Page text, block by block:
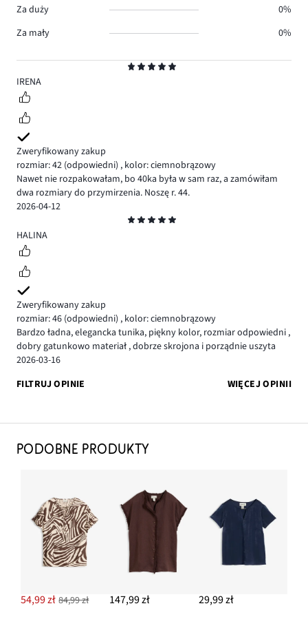
5
IRENA
Zweryfikowany zakup
rozmiar: 42 (odpowiedni) , kolor: ciemnobrązowy
Nawet nie rozpakowałam, bo 40ka była w sam raz, a zamówiłam
dwa rozmiary do przymirzenia. Noszę r. 44.
2026-04-12
5
HALINA
Zweryfikowany zakup
rozmiar: 46 (odpowiedni) , kolor: ciemnobrązowy
Bardzo ładna, elegancka tunika, piękny kolor, rozmiar odpowiedni ,
dobry gatunkowo materiał , dobrze skrojona i porządnie uszyta
2026-03-16
FILTRUJ OPINIE
WIĘCEJ OPINII
Za duży
0%
Za mały
0%
PODOBNE PRODUKTY
54,99 zł 84,99 zł 147,99 zł 29,99 zł